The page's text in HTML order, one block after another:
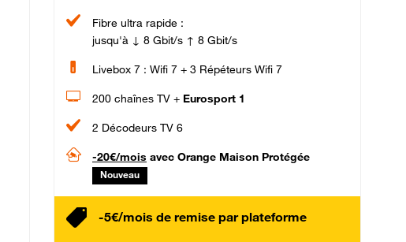
Fibre ultra rapide :
jusqu'à ↓ 8 Gbit/s ↑ 8 Gbit/s
Livebox 7 : Wifi 7 + 3 Répéteurs Wifi 7
200 chaînes TV + Eurosport 1
2 Décodeurs TV 6
-20€/mois avec Orange Maison Protégée
Nouveau
-5€/mois de remise par plateforme